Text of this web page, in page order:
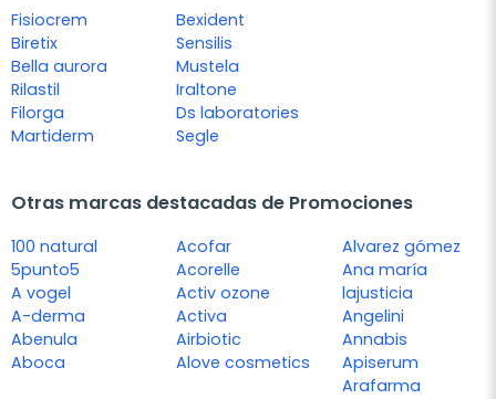
Fisiocrem
Biretix
Bella aurora
Rilastil
Filorga
Martiderm
Bexident
Sensilis
Mustela
Iraltone
Ds laboratories
Segle
Otras marcas destacadas de Promociones
100 natural
5punto5
A vogel
A-derma
Abenula
Aboca
Acofar
Acorelle
Activ ozone
Activa
Airbiotic
Alove cosmetics
Alvarez gómez
Ana maría
lajusticia
Angelini
Annabis
Apiserum
Arafarma